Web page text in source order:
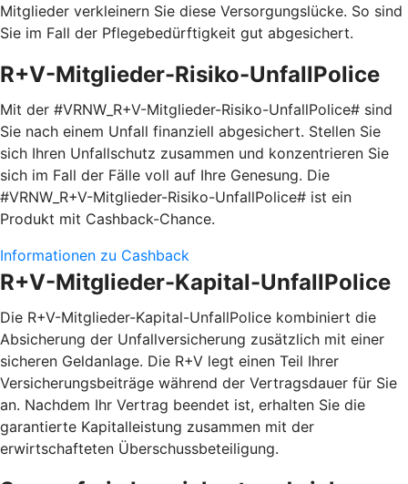
Mitglieder verkleinern Sie diese Versorgungslücke. So sind
Sie im Fall der Pflegebedürftigkeit gut abgesichert.
R+V-Mitglieder-Risiko-UnfallPolice
Mit der #VRNW_R+V-Mitglieder-Risiko-UnfallPolice# sind
Sie nach einem Unfall finanziell abgesichert. Stellen Sie
sich Ihren Unfallschutz zusammen und konzentrieren Sie
sich im Fall der Fälle voll auf Ihre Genesung. Die
#VRNW_R+V-Mitglieder-Risiko-UnfallPolice# ist ein
Produkt mit Cashback-Chance.
Informationen zu Cashback
R+V-Mitglieder-Kapital-UnfallPolice
Die R+V-Mitglieder-Kapital-UnfallPolice kombiniert die
Absicherung der Unfallversicherung zusätzlich mit einer
sicheren Geldanlage. Die R+V legt einen Teil Ihrer
Versicherungsbeiträge während der Vertragsdauer für Sie
an. Nachdem Ihr Vertrag beendet ist, erhalten Sie die
garantierte Kapitalleistung zusammen mit der
erwirtschafteten Überschussbeteiligung.